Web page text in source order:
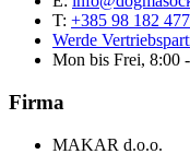
T: +385 98 182
Werde
Mon bis Frei, 8:00
Firma
MAKAR d.o.o.